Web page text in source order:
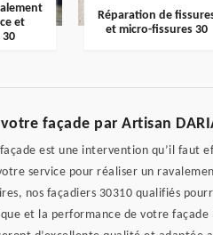
et
Réparation de
et micro-fissures 30
façade par Artisan
est une intervention qu’il faut
service pour réaliser un
nos façadiers 30310 qualifiés
et la performance de votre